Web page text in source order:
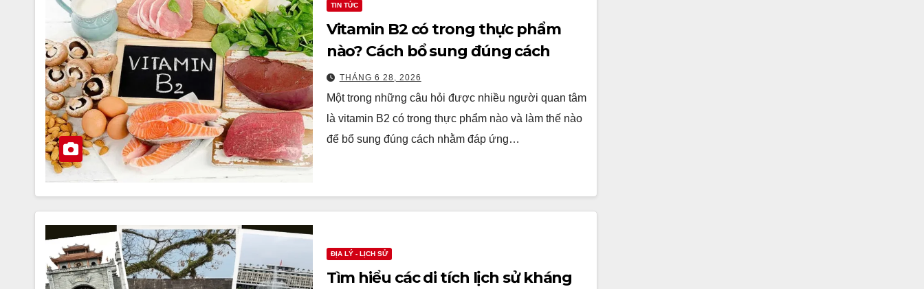
TIN TỨC
Vitamin B2 có trong thực phẩm
nào? Cách bổ sung đúng cách
THÁNG 6 28, 2026
Một trong những câu hỏi được nhiều người quan tâm
là vitamin B2 có trong thực phẩm nào và làm thế nào
để bổ sung đúng cách nhằm đáp ứng…
ĐỊA LÝ - LỊCH SỬ
Tìm hiểu các di tích lịch sử kháng